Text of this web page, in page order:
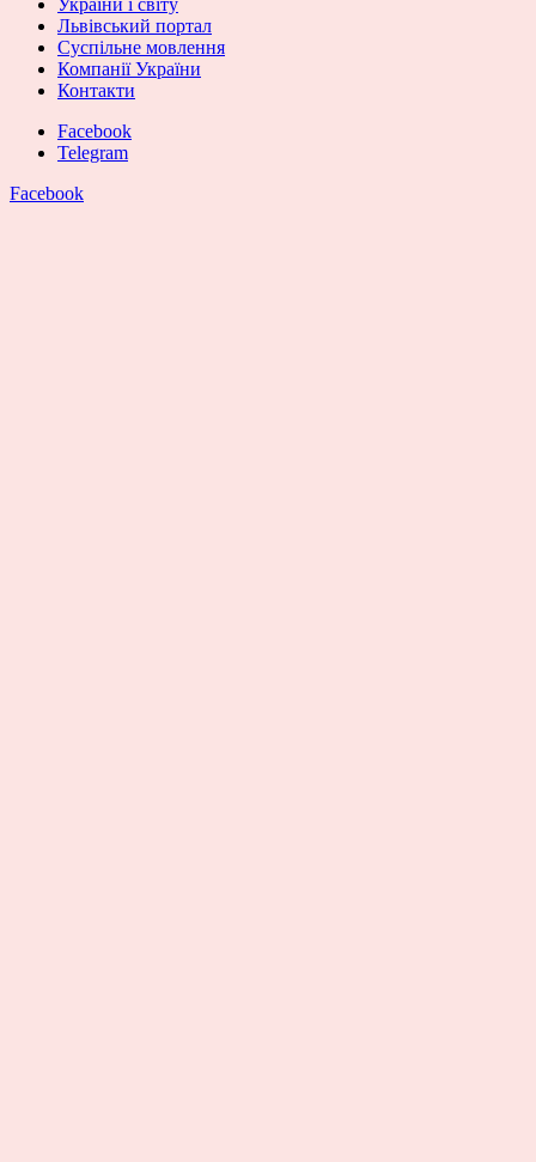
України і світу
Львівський портал
Суспільне мовлення
Компанії України
Контакти
Facebook
Telegram
Facebook